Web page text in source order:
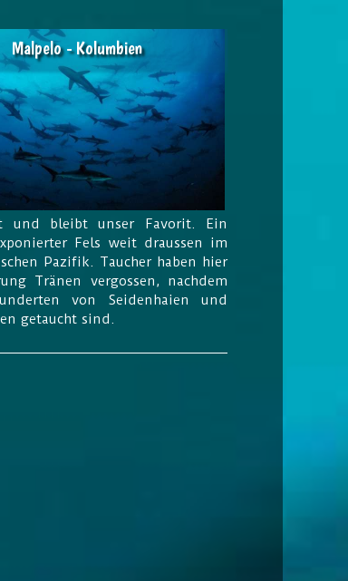
Malpelo - Kolumbien
und bleibt unser Favorit. Ein
Fels weit draussen im
Pazifik. Taucher haben hier
Tränen vergossen, nachdem
von Seidenhaien und
getaucht sind.